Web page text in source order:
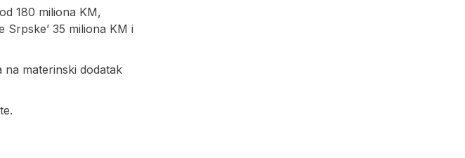
180 miliona KM,
Srpske’ 35 miliona KM i
na materinski dodatak